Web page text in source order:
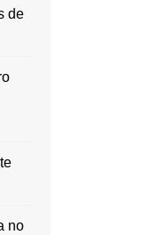
de
no